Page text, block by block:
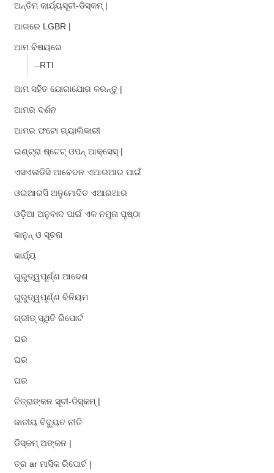
ଅନ୍ତିମ କାର୍ଯ୍ୟସୂଚୀ-ଡିସ୍କମ୍ |
ଆଗରେ LGBR |
ଆମ ବିଷୟରେ
RTI
ଆମ ସହିତ ଯୋଗାଯୋଗ କରନ୍ତୁ |
ଆମର ଦର୍ଶନ
ଆମର ଫଟୋ ଗ୍ୟାଲିକାରୀ
ଇଣ୍ଟ୍ରା ଷ୍ଟେଟ୍ ଓପନ୍ ଆକ୍ସେସ୍ |
ଏସଏଲଡିସି ଆବେଦନ ଏଆରଆର ପାଇଁ
ଓଇଆରସି ଅନୁମୋଦିତ ଏଆରଆର
ଓଡ଼ିଆ ଅନୁବାଦ ପାଇଁ ଏକ ନମୁନା ପୃଷ୍ଠା
କାନୁନ୍ ଓ ସୂଚନା
କାର୍ଯ୍ୟ
ଗୁରୁତ୍ୱପୂର୍ଣ୍ଣ ଆଦେଶ
ଗୁରୁତ୍ୱପୂର୍ଣ୍ଣ ବିନିୟମ
ଗ୍ରୀଡ୍ ସ୍ଥିତି ରିପୋର୍ଟ
ଘର
ଘର
ଘର
ଚିତ୍ରାଙ୍କନ ସୂଚୀ-ଡିସ୍କମ୍ |
ଜାତୀୟ ବିଦ୍ୟୁତ ନୀତି
ଡିସ୍କମ୍ ଅଙ୍କନ |
ତ୍ର ar ମାସିକ ରିପୋର୍ଟ |